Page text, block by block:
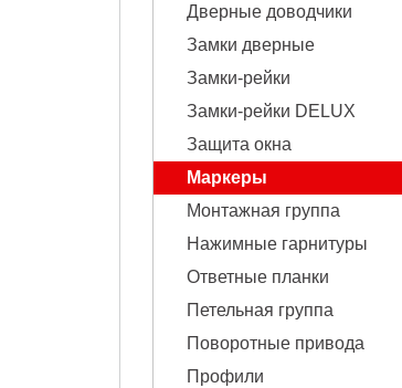
Дверные доводчики
Замки дверные
Замки-рейки
Замки-рейки DELUX
Защита окна
Маркеры
Монтажная группа
Нажимные гарнитуры
Ответные планки
Петельная группа
Поворотные привода
Профили